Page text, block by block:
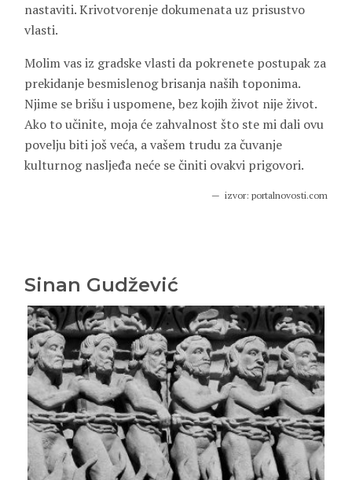
nastaviti. Krivotvorenje dokumenata uz prisustvo
vlasti.
Molim vas iz gradske vlasti da pokrenete postupak za
prekidanje besmislenog brisanja naših toponima.
Njime se brišu i uspomene, bez kojih život nije život.
Ako to učinite, moja će zahvalnost što ste mi dali ovu
povelju biti još veća, a vašem trudu za čuvanje
kulturnog nasljeđa neće se činiti ovakvi prigovori.
izvor: portalnovosti.com
Sinan Gudžević